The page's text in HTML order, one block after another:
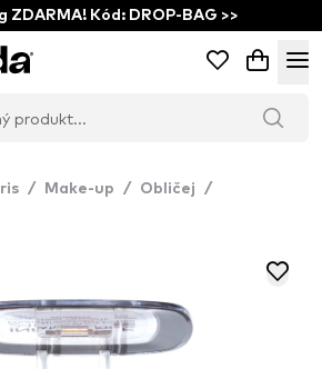
ZDARMA! Kód: DROP-BAG >>
/ Make-up / Obličej
/